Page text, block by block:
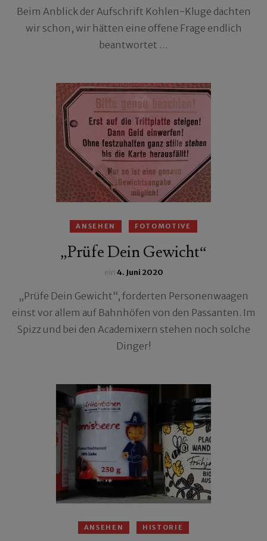
Beim Anblick der Aufschrift Kohlen-Kluge dachten
wir schon, wir hätten eine offene Frage endlich
beantwortet …
ANSEHEN FOTOMOTIVE
„Prüfe Dein Gewicht“
ein4. Juni 2020
„Prüfe Dein Gewicht“, forderten Personenwaagen
einst vor allem auf Bahnhöfen von den Passanten. Im
Spizz und bei den Academixern stehen noch solche
Dinger!
ANSEHEN HISTORIE